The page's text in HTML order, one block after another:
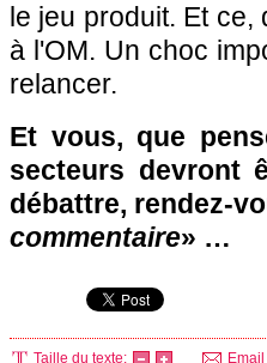
le jeu produit. Et
à l'OM. Un choc
relancer.
Et vous, que
secteurs devront
débattre, rendez-
commentaire» …
Taille du texte: Email